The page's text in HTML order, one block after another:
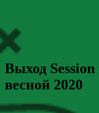
Выход
весной 2020